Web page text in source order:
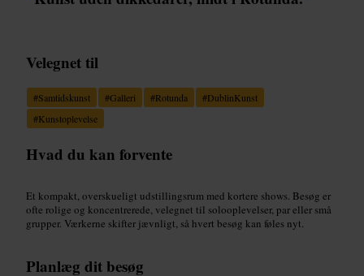
Velegnet til
#Samtidskunst #Galleri #Rotunda #DublinKunst
#Kunstoplevelse
Hvad du kan forvente
Et kompakt, overskueligt udstillingsrum med kortere shows. Besøg er
ofte rolige og koncentrerede, velegnet til solooplevelser, par eller små
grupper. Værkerne skifter jævnligt, så hvert besøg kan føles nyt.
Planlæg dit besøg